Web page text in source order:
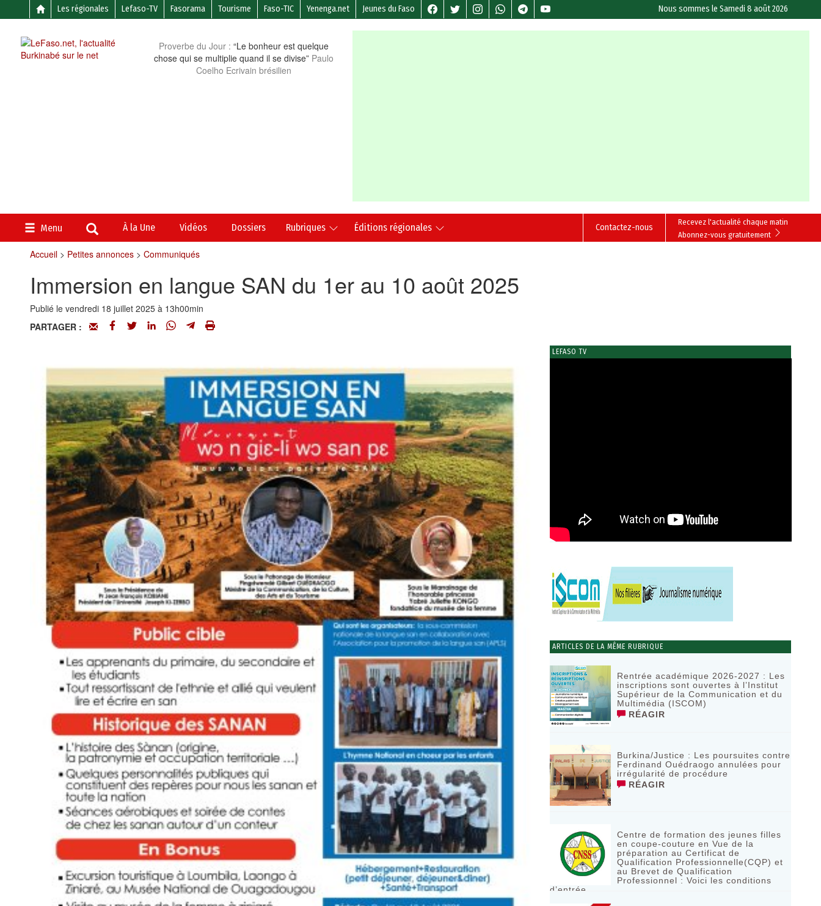
Les régionales Lefaso-TV Fasorama Tourisme Faso-TIC Yenenga.net Jeunes du Faso Nous sommes leSamedi 8 août 2026
Proverbe du Jour : “Le bonheur est quelque
chose qui se multiplie quand il se divise” Paulo
Coelho Ecrivain brésilien
Menu À la Une Vidéos Dossiers Rubriques Éditions régionales
Recevez l'actualité chaque matin
Abonnez-vous gratuitement
Contactez-nous
Accueil> Petites annonces> Communiqués
Immersion en langue SAN du 1er au 10 août 2025
Publié le vendredi 18 juillet 2025 à 13h00min
PARTAGER :
LEFASO TV
ARTICLES DE LA MÊME RUBRIQUE
Rentrée académique 2026-2027 : Les
inscriptions sont ouvertes à l’Institut
Supérieur de la Communication et du
Multimédia (ISCOM)
RÉAGIR
Burkina/Justice : Les poursuites contre
Ferdinand Ouédraogo annulées pour
irrégularité de procédure
RÉAGIR
Centre de formation des jeunes filles
en coupe-couture en Vue de la
préparation au Certificat de
Qualification Professionnelle(CQP) et
au Brevet de Qualification
Professionnel : Voici les conditions
d’entrée